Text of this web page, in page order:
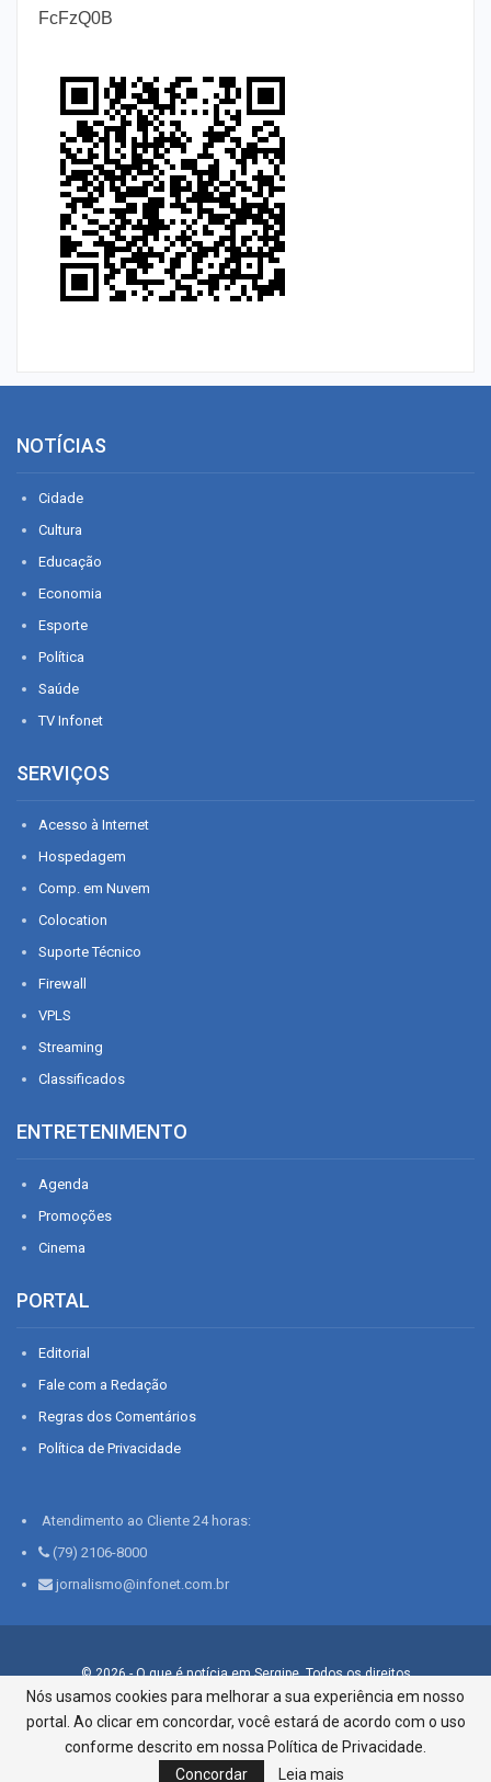
FcFzQ0B
NOTÍCIAS
Cidade
Cultura
Educação
Economia
Esporte
Política
Saúde
TV Infonet
SERVIÇOS
Acesso à Internet
Hospedagem
Comp. em Nuvem
Colocation
Suporte Técnico
Firewall
VPLS
Streaming
Classificados
ENTRETENIMENTO
Agenda
Promoções
Cinema
PORTAL
Editorial
Fale com a Redação
Regras dos Comentários
Política de Privacidade
Atendimento ao Cliente 24 horas:
(79) 2106-8000
jornalismo@infonet.com.br
© 2026 - O que é notícia em Sergipe. Todos os direitos
reservados.
Infonet - Rua Monsenhor Silveira 276, Bairro São José |
Aracaju-SE, CEP 49015-030, Fone: 79.2106.8000 - CI Centro de
Informações LTDA
Nós usamos cookies para melhorar a sua experiência em nosso
portal. Ao clicar em concordar, você estará de acordo com o uso
conforme descrito em nossa Política de Privacidade.
Concordar
Leia mais